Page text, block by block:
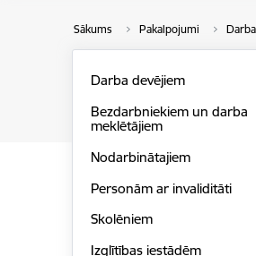
Sākums Pakalpojumi
Darba devējiem
Bezdarbniekiem un darba
meklētājiem
Nodarbinātajiem
Personām ar invaliditāti
Skolēniem
Izglītības iestādēm